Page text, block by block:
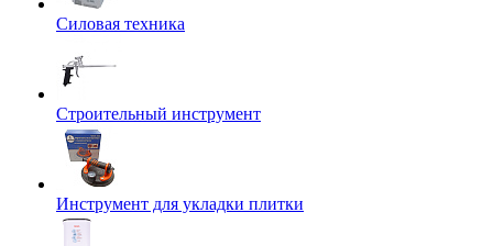
Силовая техника
Строительный инструмент
Инструмент для укладки плитки